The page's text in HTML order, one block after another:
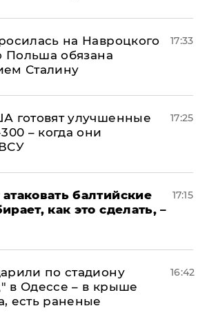
на Навроцкого
Польша обязана
Сталину
17:33
готовят улучшенные
– когда они
17:25
балтийские
как это сделать, –
17:15
по стадиону
в Одессе – в крыше
есть раненые
16:42